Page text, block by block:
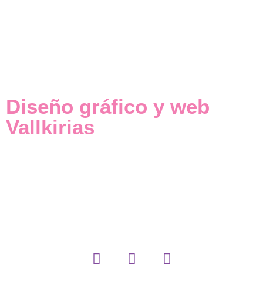
Diseño gráfico y web
Vallkirias